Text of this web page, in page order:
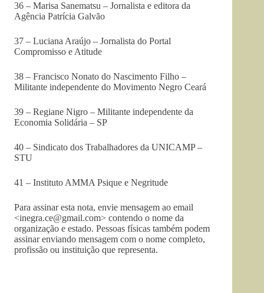
36 – Marisa Sanematsu – Jornalista e editora da
Agência Patrícia Galvão
37 – Luciana Araújo – Jornalista do Portal
Compromisso e Atitude
38 – Francisco Nonato do Nascimento Filho –
Militante independente do Movimento Negro Ceará
39 – Regiane Nigro – Militante independente da
Economia Solidária – SP
40 – Sindicato dos Trabalhadores da UNICAMP –
STU
41 – Instituto AMMA Psique e Negritude
Para assinar esta nota, envie mensagem ao email
<inegra.ce@gmail.com> contendo o nome da
organização e estado. Pessoas físicas também podem
assinar enviando mensagem com o nome completo,
profissão ou instituição que representa.